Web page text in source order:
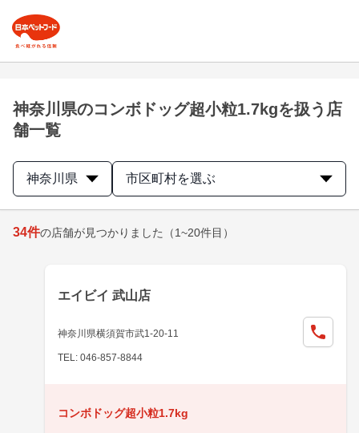
神奈川県のコンボドッグ超小粒1.7kgを扱う店
舗一覧
神奈川県 市区町村を選ぶ
34件の店舗が見つかりました （1~20件目）
エイビイ 武山店
神奈川県横須賀市武1-20-11
TEL: 046-857-8844
コンボドッグ超小粒1.7kg